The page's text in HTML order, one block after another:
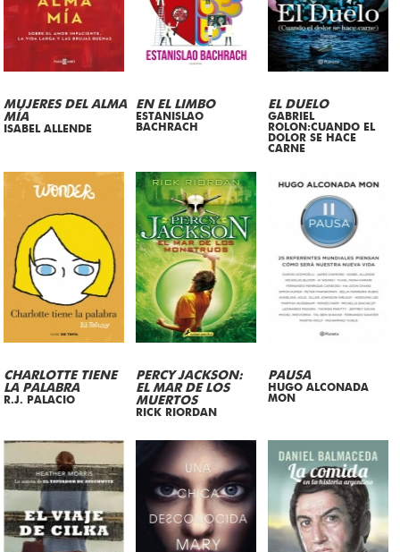
MUJERES DEL ALMA
MÍA
ISABEL ALLENDE
EN EL LIMBO
ESTANISLAO
BACHRACH
EL DUELO
GABRIEL
ROLON:CUANDO EL
DOLOR SE HACE
CARNE
CHARLOTTE TIENE
LA PALABRA
R.J. PALACIO
PERCY JACKSON:
EL MAR DE LOS
MUERTOS
RICK RIORDAN
PAUSA
HUGO ALCONADA
MON